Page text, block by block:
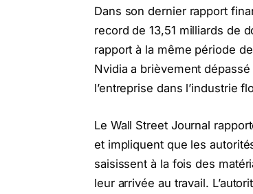
Dans son dernier rapport
record de 13,51 milliards de
rapport à la même période
Nvidia a brièvement
l’entreprise dans l’industrie
Le Wall Street Journal
et impliquent que les
saisissent à la fois des
leur arrivée au travail.